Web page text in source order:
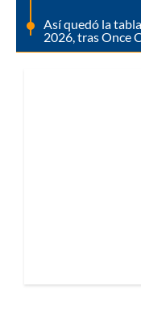
Así quedó la
2026, tras Once